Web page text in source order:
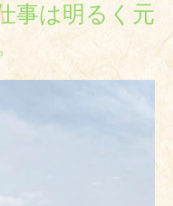
事は明るく元